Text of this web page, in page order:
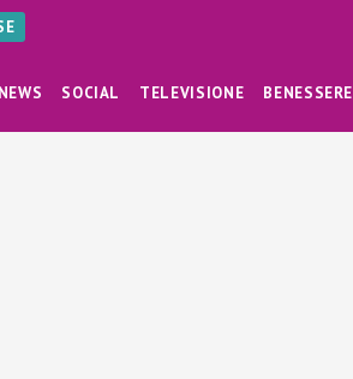
NEWS SOCIAL TELEVISIONE BENESSERE